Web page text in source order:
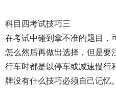
科目四考试技巧三
在考试中碰到拿不准的题目，
怎么然后再做出选择，但是要
行车时都是以停车或减速慢行
牌没有什么技巧必须自己记忆。